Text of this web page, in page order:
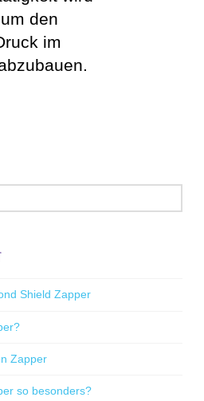
den
im
Shield Zapper
Zapper
so besonders?